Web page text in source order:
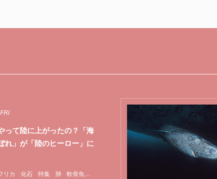
リカ 化石 特集 肺 軟骨魚類
って陸に上がったの？「海
れ」が「陸のヒーロー」に